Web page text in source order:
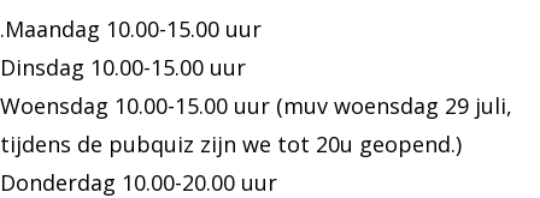
.Maandag 10.00-15.00 uur
Dinsdag 10.00-15.00 uur
Woensdag 10.00-15.00 uur (muv woensdag 29 juli,
tijdens de pubquiz zijn we tot 20u geopend.)
Donderdag 10.00-20.00 uur